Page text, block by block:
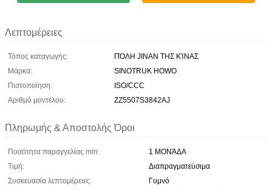
Λεπτομέρειες
Τόπος καταγωγής:
ΠΌΛΗ JINAN ΤΗΣ ΚΊΝΑΣ
Μάρκα:
SINOTRUK HOWO
Πιστοποίηση:
ISO/CCC
Αριθμό μοντέλου:
ZZ5507S3842AJ
Πληρωμής & Αποστολής Όροι
Ποσότητα παραγγελίας min:
1 ΜΟΝΆΔΑ
Τιμή:
Διαπραγματεύσιμα
Συσκευασία λεπτομέρειες:
Γυμνό